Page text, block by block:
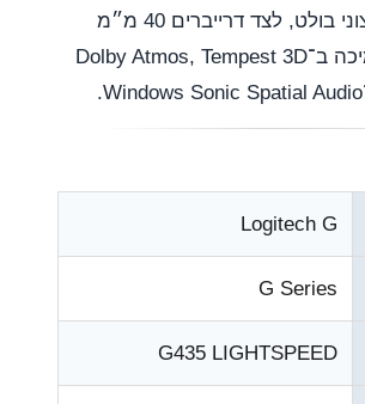
במיקרופון חיצוני בולט, לצד דרייברים 40 מ״מ
איכותיים ותמיכה ב־Dolby Atmos, Tempest 3D
Logitech G
G Series
G435 LIGHTSPEED